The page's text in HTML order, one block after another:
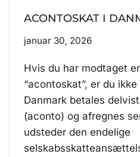
ACONTOSKAT I
januar 30, 2026
Hvis du har modtaget
“acontoskat”, er du
Danmark betales
(aconto) og afregnes
udsteder den endelige